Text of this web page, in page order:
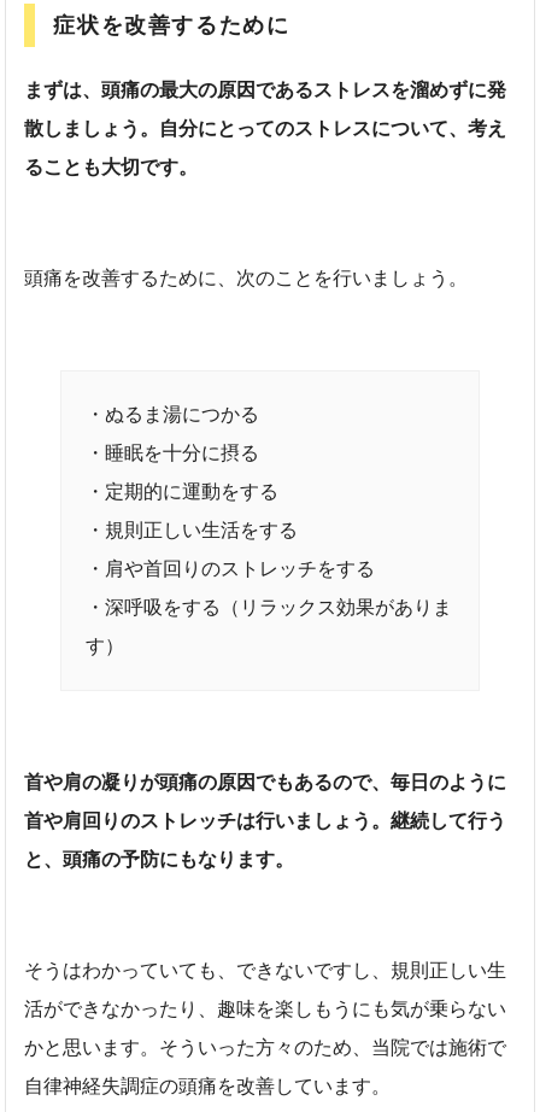
症状を改善するために
まずは、頭痛の最大の原因であるストレスを溜めずに発
散しましょう。自分にとってのストレスについて、考え
ることも大切です。
頭痛を改善するために、次のことを行いましょう。
・ぬるま湯につかる
・睡眠を十分に摂る
・定期的に運動をする
・規則正しい生活をする
・肩や首回りのストレッチをする
・深呼吸をする（リラックス効果がありま
す）
首や肩の凝りが頭痛の原因でもあるので、毎日のように
首や肩回りのストレッチは行いましょう。継続して行う
と、頭痛の予防にもなります。
そうはわかっていても、できないですし、規則正しい生
活ができなかったり、趣味を楽しもうにも気が乗らない
かと思います。そういった方々のため、当院では施術で
自律神経失調症の頭痛を改善しています。